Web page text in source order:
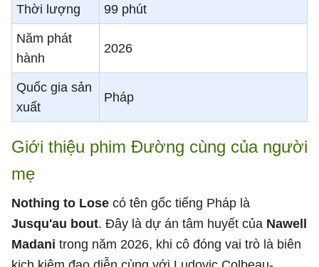
Thời lượng 99 phút
Năm phát
hành
2026
Quốc gia sản
xuất
Pháp
Giới thiệu phim Đường cùng của người
mẹ
Nothing to Lose có tên gốc tiếng Pháp là
Jusqu'au bout. Đây là dự án tâm huyết của Nawell
Madani trong năm 2026, khi cô đóng vai trò là biên